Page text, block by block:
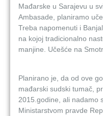
Mađarske u Sarajevu u
Ambasade, planiramo
Treba napomenuti i
na kojoj tradicionalno
manjine. Učešće na
Planirano je, da od ove
mađarski sudski tumač,
2015.godine, ali nadamo
Ministarstvom pravde